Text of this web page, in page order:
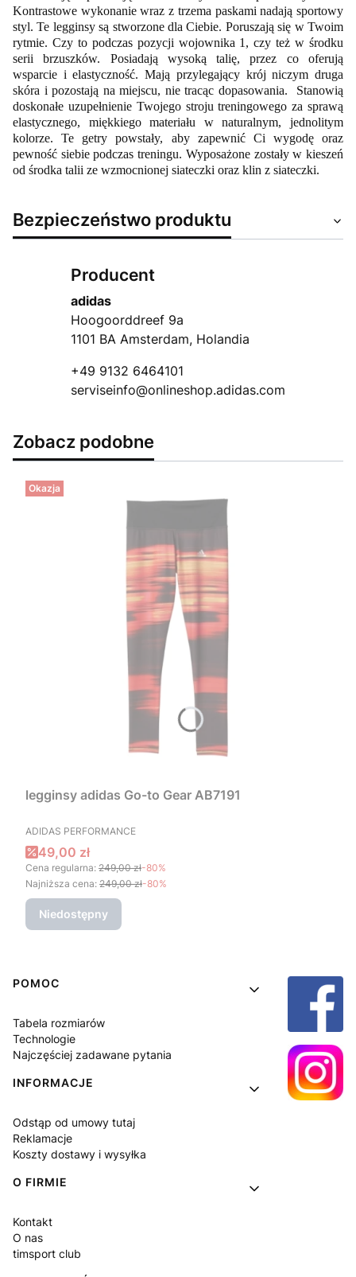
Kontrastowe wykonanie wraz z trzema paskami nadają sportowy
styl. Te legginsy są stworzone dla Ciebie. Poruszają się w Twoim
rytmie. Czy to podczas pozycji wojownika 1, czy też w środku
serii brzuszków. Posiadają wysoką talię, przez co oferują
wsparcie i elastyczność. Mają przylegający krój niczym druga
skóra i pozostają na miejscu, nie tracąc dopasowania. Stanowią
doskonałe uzupełnienie Twojego stroju treningowego za sprawą
elastycznego, miękkiego materiału w naturalnym, jednolitym
kolorze. Te getry powstały, aby zapewnić Ci wygodę oraz
pewność siebie podczas treningu.​ Wyposażone zostały w kieszeń
od środka talii ze wzmocnionej siateczki oraz klin z siateczki.
Bezpieczeństwo produktu
Producent
adidas
Hoogoorddreef 9a
1101 BA Amsterdam, Holandia
+49 9132 6464101
serviseinfo@onlineshop.adidas.com
Zobacz podobne
Okazja
legginsy adidas Go-to Gear AB7191
PRODUCENT
ADIDAS PERFORMANCE
Cena promocyjna
49,00 zł
Cena regularna: 249,00 zł-80%
Najniższa cena: 249,00 zł-80%
Niedostępny
Linki w stopce
POMOC
Tabela rozmiarów
Technologie
Najczęściej zadawane pytania
INFORMACJE
Odstąp od umowy tutaj
Reklamacje
Koszty dostawy i wysyłka
O FIRMIE
Kontakt
O nas
timsport club